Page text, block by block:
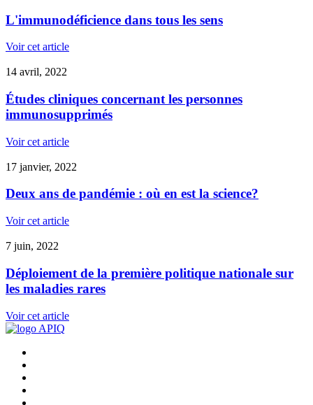
L'immunodéficience dans tous les sens
Voir cet article
14 avril, 2022
Études cliniques concernant les personnes
immunosupprimés
Voir cet article
17 janvier, 2022
Deux ans de pandémie : où en est la science?
Voir cet article
7 juin, 2022
Déploiement de la première politique nationale sur
les maladies rares
Voir cet article